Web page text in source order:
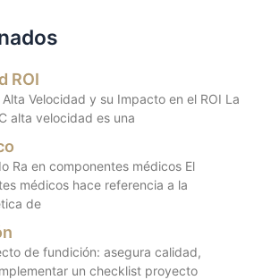
ROI
Velocidad y su Impacto en el ROI La
alta velocidad es una
Ra en componentes médicos El
médicos hace referencia a la
de
de fundición: asegura calidad,
un checklist proyecto